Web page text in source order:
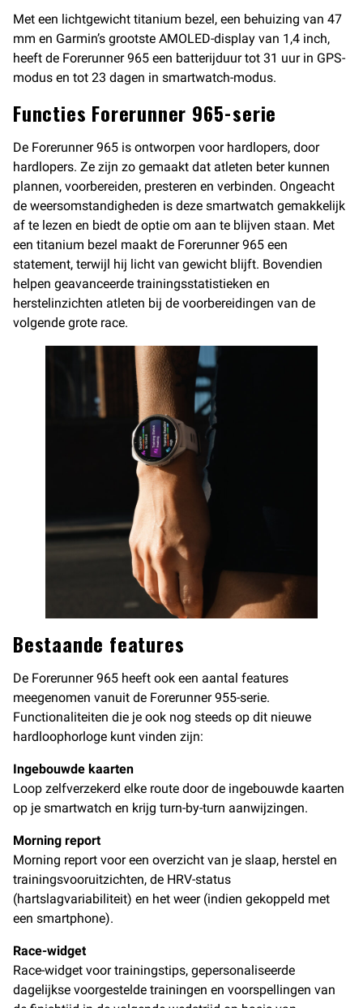
Met een lichtgewicht titanium bezel, een behuizing van 47
mm en Garmin’s grootste AMOLED-display van 1,4 inch,
heeft de Forerunner 965 een batterijduur tot 31 uur in GPS-
modus en tot 23 dagen in smartwatch-modus.
Functies Forerunner 965-serie
De Forerunner 965 is ontworpen voor hardlopers, door
hardlopers. Ze zijn zo gemaakt dat atleten beter kunnen
plannen, voorbereiden, presteren en verbinden. Ongeacht
de weersomstandigheden is deze smartwatch gemakkelijk
af te lezen en biedt de optie om aan te blijven staan. Met
een titanium bezel maakt de Forerunner 965 een
statement, terwijl hij licht van gewicht blijft. Bovendien
helpen geavanceerde trainingsstatistieken en
herstelinzichten atleten bij de voorbereidingen van de
volgende grote race.
Bestaande features
De Forerunner 965 heeft ook een aantal features
meegenomen vanuit de Forerunner 955-serie.
Functionaliteiten die je ook nog steeds op dit nieuwe
hardloophorloge kunt vinden zijn:
Ingebouwde kaarten
Loop zelfverzekerd elke route door de ingebouwde kaarten
op je smartwatch en krijg turn-by-turn aanwijzingen.
Morning report
Morning report voor een overzicht van je slaap, herstel en
trainingsvooruitzichten, de HRV-status
(hartslagvariabiliteit) en het weer (indien gekoppeld met
een smartphone).
Race-widget
Race-widget voor trainingstips, gepersonaliseerde
dagelijkse voorgestelde trainingen en voorspellingen van